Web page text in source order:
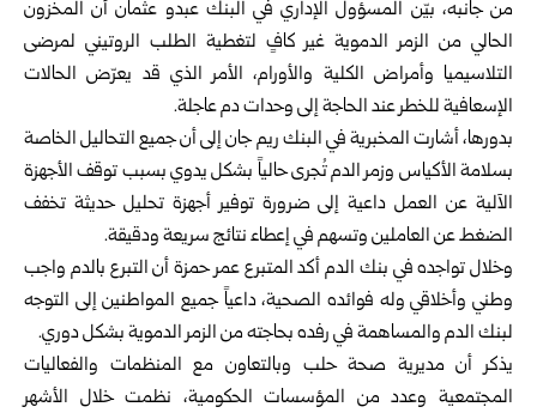
من جانبه، بيّن المسؤول الإداري في البنك عبدو عثمان أن المخزون
الحالي من الزمر الدموية غير كافٍ لتغطية الطلب الروتيني لمرضى
التلاسيميا وأمراض الكلية والأورام، الأمر الذي قد يعرّض الحالات
الإسعافية للخطر عند الحاجة إلى وحدات دم عاجلة.
بدورها، أشارت المخبرية في البنك ريم جان إلى أن جميع التحاليل الخاصة
بسلامة الأكياس وزمر الدم تُجرى حالياً بشكل يدوي بسبب توقف الأجهزة
الآلية عن العمل داعية إلى ضرورة توفير أجهزة تحليل حديثة تخفف
الضغط عن العاملين وتسهم في إعطاء نتائج سريعة ودقيقة.
وخلال تواجده في بنك الدم أكد المتبرع عمر حمزة أن التبرع بالدم واجب
وطني وأخلاقي وله فوائده الصحية، داعياً جميع المواطنين إلى التوجه
لبنك الدم والمساهمة في رفده بحاجته من الزمر الدموية بشكل دوري.
يذكر أن مديرية صحة حلب وبالتعاون مع المنظمات والفعاليات
المجتمعية وعدد من المؤسسات الحكومية، نظمت خلال الأشهر